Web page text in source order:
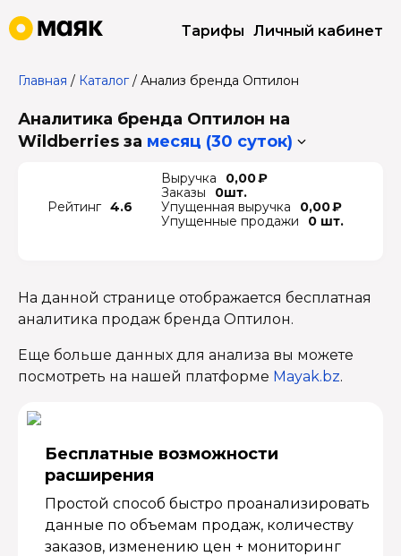
Тарифы Личный кабинет
Главная / Каталог/ Анализ бренда Оптилон
Аналитика бренда Оптилон на
Wildberries за месяц (30 суток)
Рейтинг 4.6
Выручка
0,00 ₽
Заказы
0шт.
Упущенная выручка
0,00 ₽
Упущенные продажи
0 шт.
На данной странице отображается бесплатная
аналитика продаж бренда Оптилон.
Еще больше данных для анализа вы можете
посмотреть на нашей платформе Mayak.bz.
Бесплатные возмож­ности
расширения
Простой способ быстро проанализировать
данные по объемам продаж, количеству
заказов, изменению цен + мониторинг